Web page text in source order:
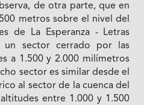
de otra parte, que en
metros sobre el nivel del
de La Esperanza - Letras
un sector cerrado por las
a 1.500 y 2.000 milímetros
sector es similar desde el
al sector de la cuenca del
entre 1.000 y 1.500